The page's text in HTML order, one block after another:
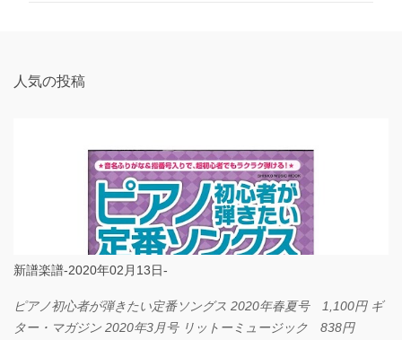
人気の投稿
新譜楽譜-2020年02月13日-
ピアノ初心者が弾きたい定番ソングス 2020年春夏号 1,100円 ギ
ター・マガジン 2020年3月号 リットーミュージック 838円